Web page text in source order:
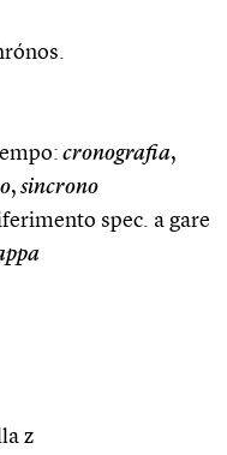
cronografia,
, sincrono
spec. a gare
z